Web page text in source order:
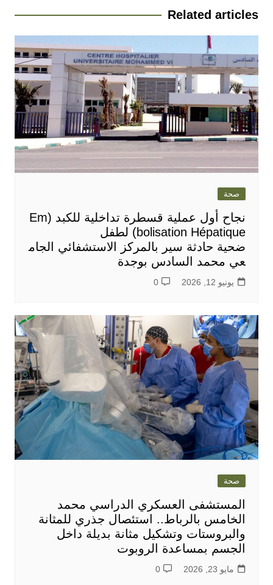
Related articles
صحة
نجاح أول عملية قسطرة تداخلية للكبد (Em
bolisation Hépatique) لطفل
ضحية حادثة سير بالمركز الاستشفائي الجام
عي محمد السادس بوجدة
يونيو 12, 2026 0
صحة
المستشفى العسكري الدراسي محمد
الخامس بالرباط.. استئصال جذري للمثانة
والبروستات وتشكيل مثانة بديلة داخل
الجسم بمساعدة الروبوت
مايو 23, 2026 0